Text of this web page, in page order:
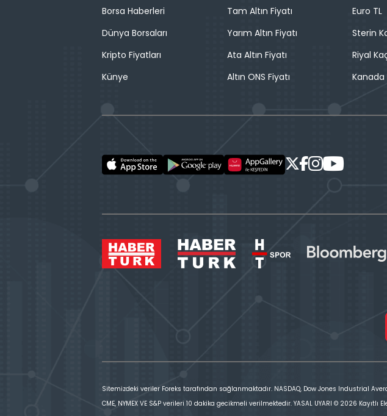
Borsa Haberleri
Dünya Borsaları
Kripto Fiyatları
Künye
Tam Altın Fiyatı
Yarım Altın Fiyatı
Ata Altın Fiyatı
Altın ONS Fiyatı
Euro TL
Sterin
Riyal
Kanada
Sitemizdeki veriler Foreks tarafından sağlanmaktadır. NASDAQ, Dow Jones Industrial
CME, NYMEX VE S&P verileri 10 dakika gecikmeli verilmektedir. YASAL UYARI © 2026